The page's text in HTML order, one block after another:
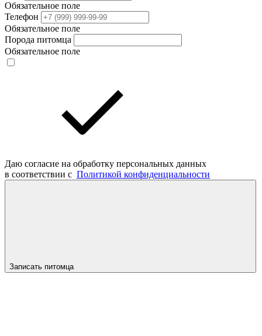
Обязательное поле
Телефон
Обязательное поле
Порода питомца
Обязательное поле
Даю согласие на обработку персональных данных
в соответствии с Политикой конфиденциальности
Записать питомца